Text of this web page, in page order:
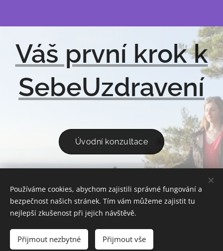
Váš první krok k
SebeUzdravení
Úvodní konzultace
REFERENCE KONTAKT
OCHRANA OSOBNÍCH ÚDAJŮ
OBCHODNÍ PODMÍNKY
Cookies
Používáme cookies, abychom zajistili správné fungování a
bezpečnost našich stránek. Tím vám můžeme zajistit tu
nejlepší zkušenost při jejich návštěvě.
Přijmout nezbytné Přijmout vše